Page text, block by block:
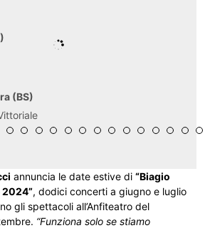
(BS)
annuncia le date estive di “Biagio
, dodici concerti a giugno e luglio
gli spettacoli all’Anfiteatro del
“Funziona solo se stiamo